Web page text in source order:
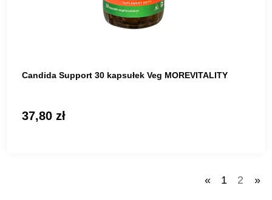
Candida Support 30 kapsułek Veg MOREVITALITY
37,80 zł
« 1 2 »